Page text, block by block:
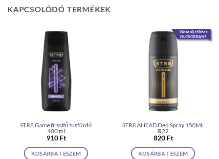
KAPCSOLÓDÓ TERMÉKEK
STR8 Game frissítő tusfürdő
400 ml
910 Ft
KOSÁRBA TESZEM
Vásárolj többet
OLCSÓBBAN!
STR8 AHEAD Deo Spray 150ML
R22
820 Ft
KOSÁRBA TESZEM